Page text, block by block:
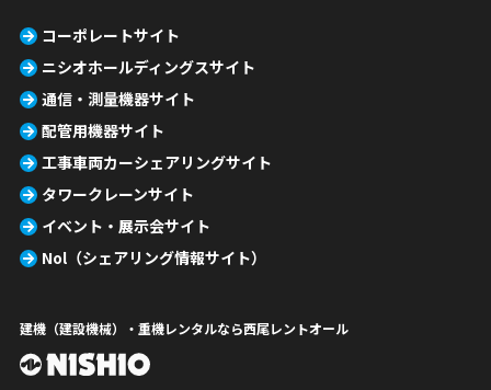
コーポレートサイト
ニシオホールディングスサイト
通信・測量機器サイト
配管用機器サイト
工事車両カーシェアリングサイト
タワークレーンサイト
イベント・展示会サイト
Nol（シェアリング情報サイト）
建機（建設機械）・重機レンタルなら西尾レントオール